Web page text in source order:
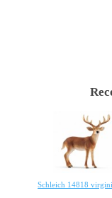
Schleich 14818